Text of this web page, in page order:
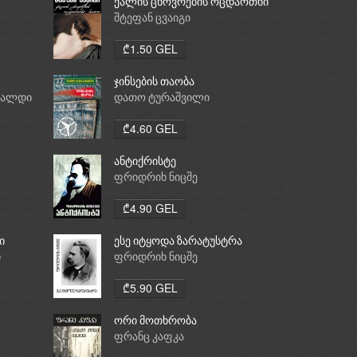
ქალის ცხოვრების ოცდაოთხი
საათი
შტეფან ცვაიგი
₾1.50 GEL
ჯინსების თაობა
დათო ტურაშვილი
₾4.60 GEL
ანტიქრისტე
ფრიდრიხ ნიცშე
₾4.90 GEL
ესე იტყოდა ზარატუსტრა
ფრიდრიხ ნიცშე
₾5.90 GEL
ორი მოთხრობა
ფრანც კაფკა